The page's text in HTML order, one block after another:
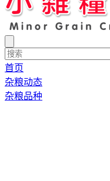
首页
杂粮动态
杂粮品种